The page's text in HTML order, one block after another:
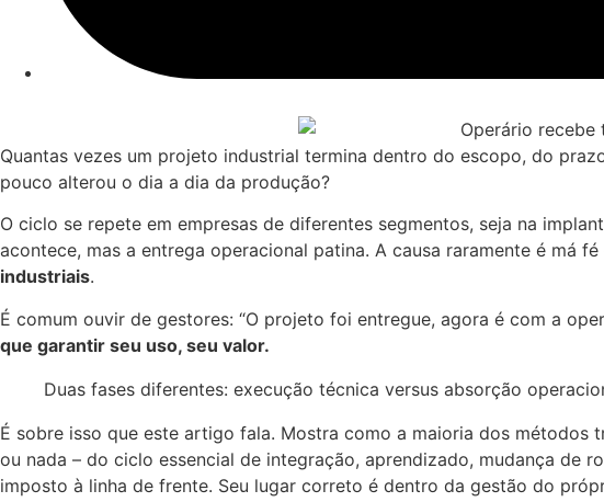
Quantas vezes um projeto industrial termina dentro do escopo, do
pouco alterou o dia a dia da produção?
O ciclo se repete em empresas de diferentes segmentos, seja na
acontece, mas a entrega operacional patina. A causa raramente é má
industriais.
É comum ouvir de gestores: “O projeto foi entregue, agora é com a
que garantir seu uso, seu valor.
Duas fases diferentes: execução técnica versus absorção
É sobre isso que este artigo fala. Mostra como a maioria dos métodos
ou nada – do ciclo essencial de integração, aprendizado, mudança de
imposto à linha de frente. Seu lugar correto é dentro da gestão do